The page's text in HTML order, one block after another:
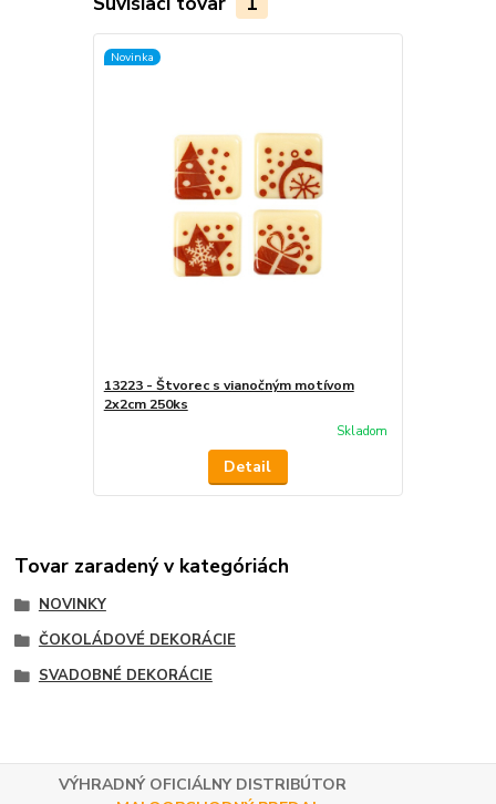
Novinka
13223 - Štvorec s vianočným motívom
2x2cm 250ks
Skladom
Detail
Tovar zaradený v kategóriách
NOVINKY
ČOKOLÁDOVÉ DEKORÁCIE
SVADOBNÉ DEKORÁCIE
VÝHRADNÝ OFICIÁLNY DISTRIBÚTOR